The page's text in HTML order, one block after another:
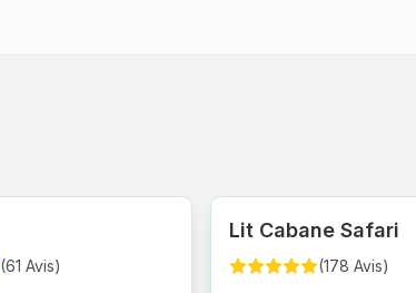
(61 Avis)
Lit Cabane Safari
(178 Avis)